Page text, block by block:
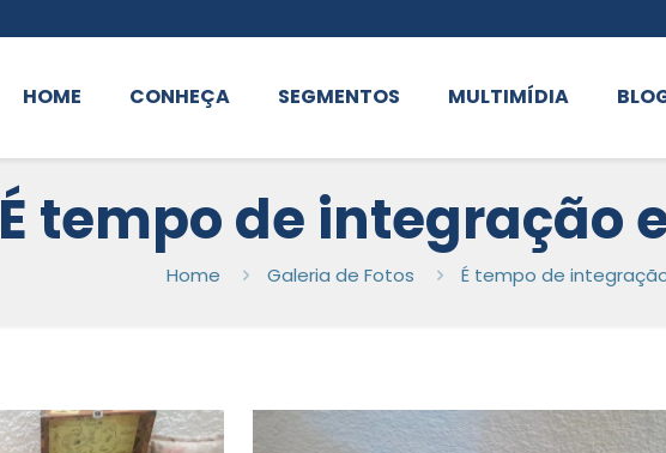
HOME CONHEÇA SEGMENTOS MULTIMÍDIA
É tempo de integração
Home Galeria de Fotos É tempo de